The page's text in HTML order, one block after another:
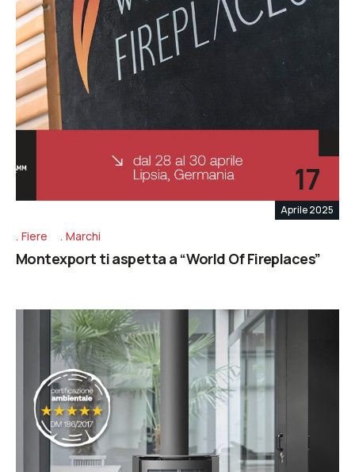
17
Aprile 2025
Fiere Marchi
Montexport ti aspetta a “World Of Fireplaces”